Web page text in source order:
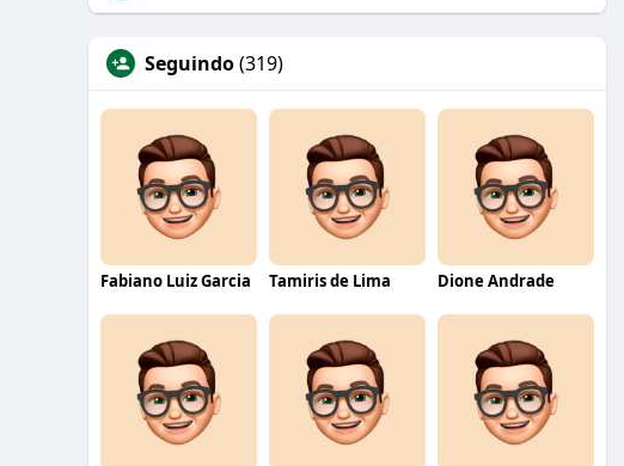
Seguindo(319)
Fabiano Luiz Garcia Tamiris de Lima Dione Andrade